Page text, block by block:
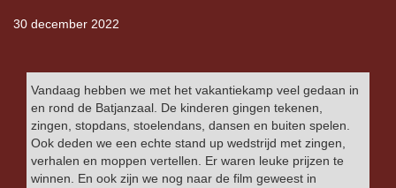
30 december 2022
Vandaag hebben we met het vakantiekamp veel gedaan in
en rond de Batjanzaal. De kinderen gingen tekenen,
zingen, stopdans, stoelendans, dansen en buiten spelen.
Ook deden we een echte stand up wedstrijd met zingen,
verhalen en moppen vertellen. Er waren leuke prijzen te
winnen. En ook zijn we nog naar de film geweest in